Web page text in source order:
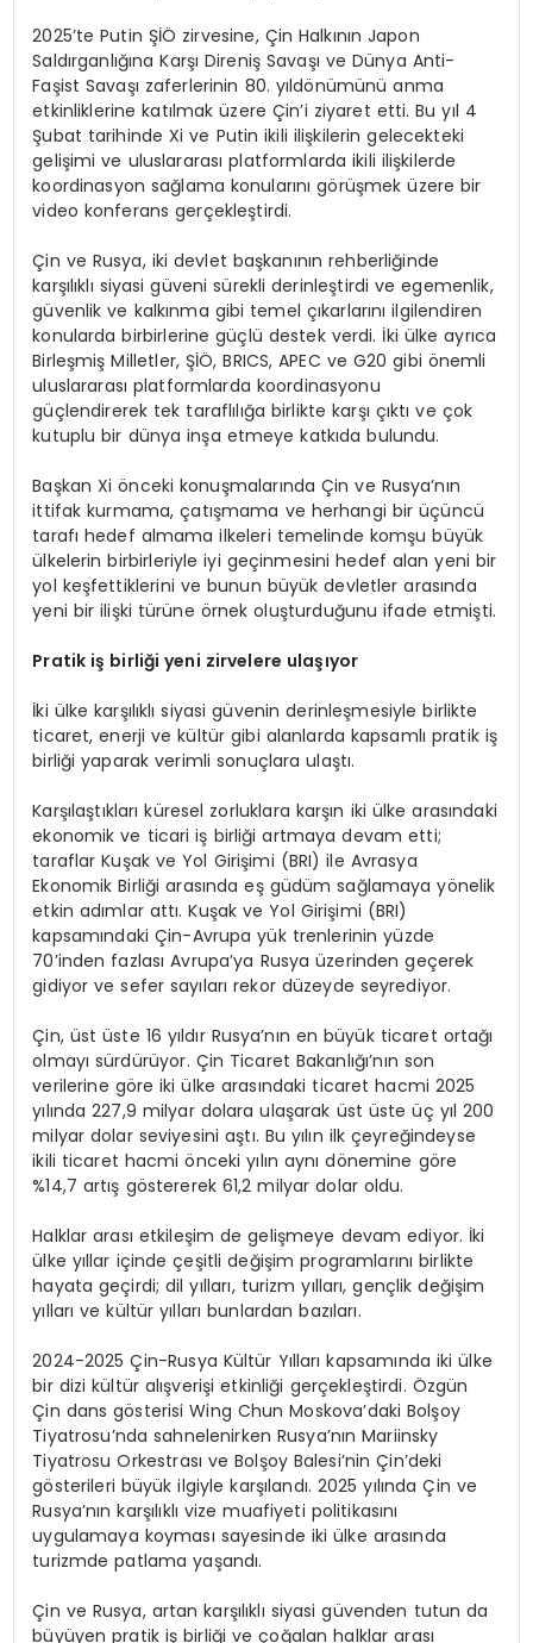
2025’te Putin ŞİÖ zirvesine, Çin Halkının Japon
Saldırganlığına Karşı Direniş Savaşı ve Dünya Anti-
Faşist Savaşı zaferlerinin 80. yıldönümünü anma
etkinliklerine katılmak üzere Çin’i ziyaret etti. Bu yıl 4
Şubat tarihinde Xi ve Putin ikili ilişkilerin gelecekteki
gelişimi ve uluslararası platformlarda ikili ilişkilerde
koordinasyon sağlama konularını görüşmek üzere bir
video konferans gerçekleştirdi.
Çin ve Rusya, iki devlet başkanının rehberliğinde
karşılıklı siyasi güveni sürekli derinleştirdi ve egemenlik,
güvenlik ve kalkınma gibi temel çıkarlarını ilgilendiren
konularda birbirlerine güçlü destek verdi. İki ülke ayrıca
Birleşmiş Milletler, ŞİÖ, BRICS, APEC ve G20 gibi önemli
uluslararası platformlarda koordinasyonu
güçlendirerek tek taraflılığa birlikte karşı çıktı ve çok
kutuplu bir dünya inşa etmeye katkıda bulundu.
Başkan Xi önceki konuşmalarında Çin ve Rusya’nın
ittifak kurmama, çatışmama ve herhangi bir üçüncü
tarafı hedef almama ilkeleri temelinde komşu büyük
ülkelerin birbirleriyle iyi geçinmesini hedef alan yeni bir
yol keşfettiklerini ve bunun büyük devletler arasında
yeni bir ilişki türüne örnek oluşturduğunu ifade etmişti.
Pratik iş birliği yeni zirvelere ulaşıyor
İki ülke karşılıklı siyasi güvenin derinleşmesiyle birlikte
ticaret, enerji ve kültür gibi alanlarda kapsamlı pratik iş
birliği yaparak verimli sonuçlara ulaştı.
Karşılaştıkları küresel zorluklara karşın iki ülke arasındaki
ekonomik ve ticari iş birliği artmaya devam etti;
taraflar Kuşak ve Yol Girişimi (BRI) ile Avrasya
Ekonomik Birliği arasında eş güdüm sağlamaya yönelik
etkin adımlar attı. Kuşak ve Yol Girişimi (BRI)
kapsamındaki Çin-Avrupa yük trenlerinin yüzde
70’inden fazlası Avrupa’ya Rusya üzerinden geçerek
gidiyor ve sefer sayıları rekor düzeyde seyrediyor.
Çin, üst üste 16 yıldır Rusya’nın en büyük ticaret ortağı
olmayı sürdürüyor. Çin Ticaret Bakanlığı’nın son
verilerine göre iki ülke arasındaki ticaret hacmi 2025
yılında 227,9 milyar dolara ulaşarak üst üste üç yıl 200
milyar dolar seviyesini aştı. Bu yılın ilk çeyreğindeyse
ikili ticaret hacmi önceki yılın aynı dönemine göre
%14,7 artış göstererek 61,2 milyar dolar oldu.
Halklar arası etkileşim de gelişmeye devam ediyor. İki
ülke yıllar içinde çeşitli değişim programlarını birlikte
hayata geçirdi; dil yılları, turizm yılları, gençlik değişim
yılları ve kültür yılları bunlardan bazıları.
2024-2025 Çin-Rusya Kültür Yılları kapsamında iki ülke
bir dizi kültür alışverişi etkinliği gerçekleştirdi. Özgün
Çin dans gösterisi Wing Chun Moskova’daki Bolşoy
Tiyatrosu’nda sahnelenirken Rusya’nın Mariinsky
Tiyatrosu Orkestrası ve Bolşoy Balesi’nin Çin’deki
gösterileri büyük ilgiyle karşılandı. 2025 yılında Çin ve
Rusya’nın karşılıklı vize muafiyeti politikasını
uygulamaya koyması sayesinde iki ülke arasında
turizmde patlama yaşandı.
Çin ve Rusya, artan karşılıklı siyasi güvenden tutun da
büyüyen pratik iş birliği ve çoğalan halklar arası